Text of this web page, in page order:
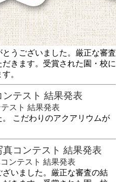
うございました。厳正な審査
きます。受賞された園・校に
。
テスト 結果発表
こだわりのアクアリウムが
コンテスト 結果発表
いました。厳正な審査の結